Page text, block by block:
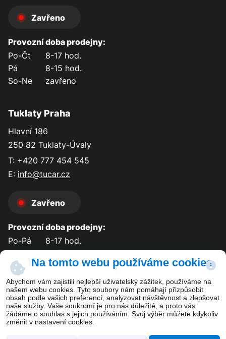
Na tomto webu používáme cookies
Abychom vám zajistili nejlepší uživatelský zážitek, používáme na
našem webu cookies. Tyto soubory nám pomáhají přizpůsobit
obsah podle vašich preferencí, analyzovat návštěvnost a zlepšovat
naše služby. Vaše soukromí je pro nás důležité, a proto vás
žádáme o souhlas s jejich používáním. Svůj výběr můžete kdykoliv
změnit v nastavení cookies.
Zavřeno
Provozní doba prodejny:
Po-Čt
8-17 hod.
Pá
8-15 hod.
So-Ne
zavřeno
Tuklaty Praha
Hlavní 186
250 82 Tuklaty-Úvaly
T: +420 777 454 545
E: info@tucar.cz
Zavřeno
Provozní doba prodejny:
Po-Pá
8-17 hod.
So-Ne
zavřeno
Kontakt